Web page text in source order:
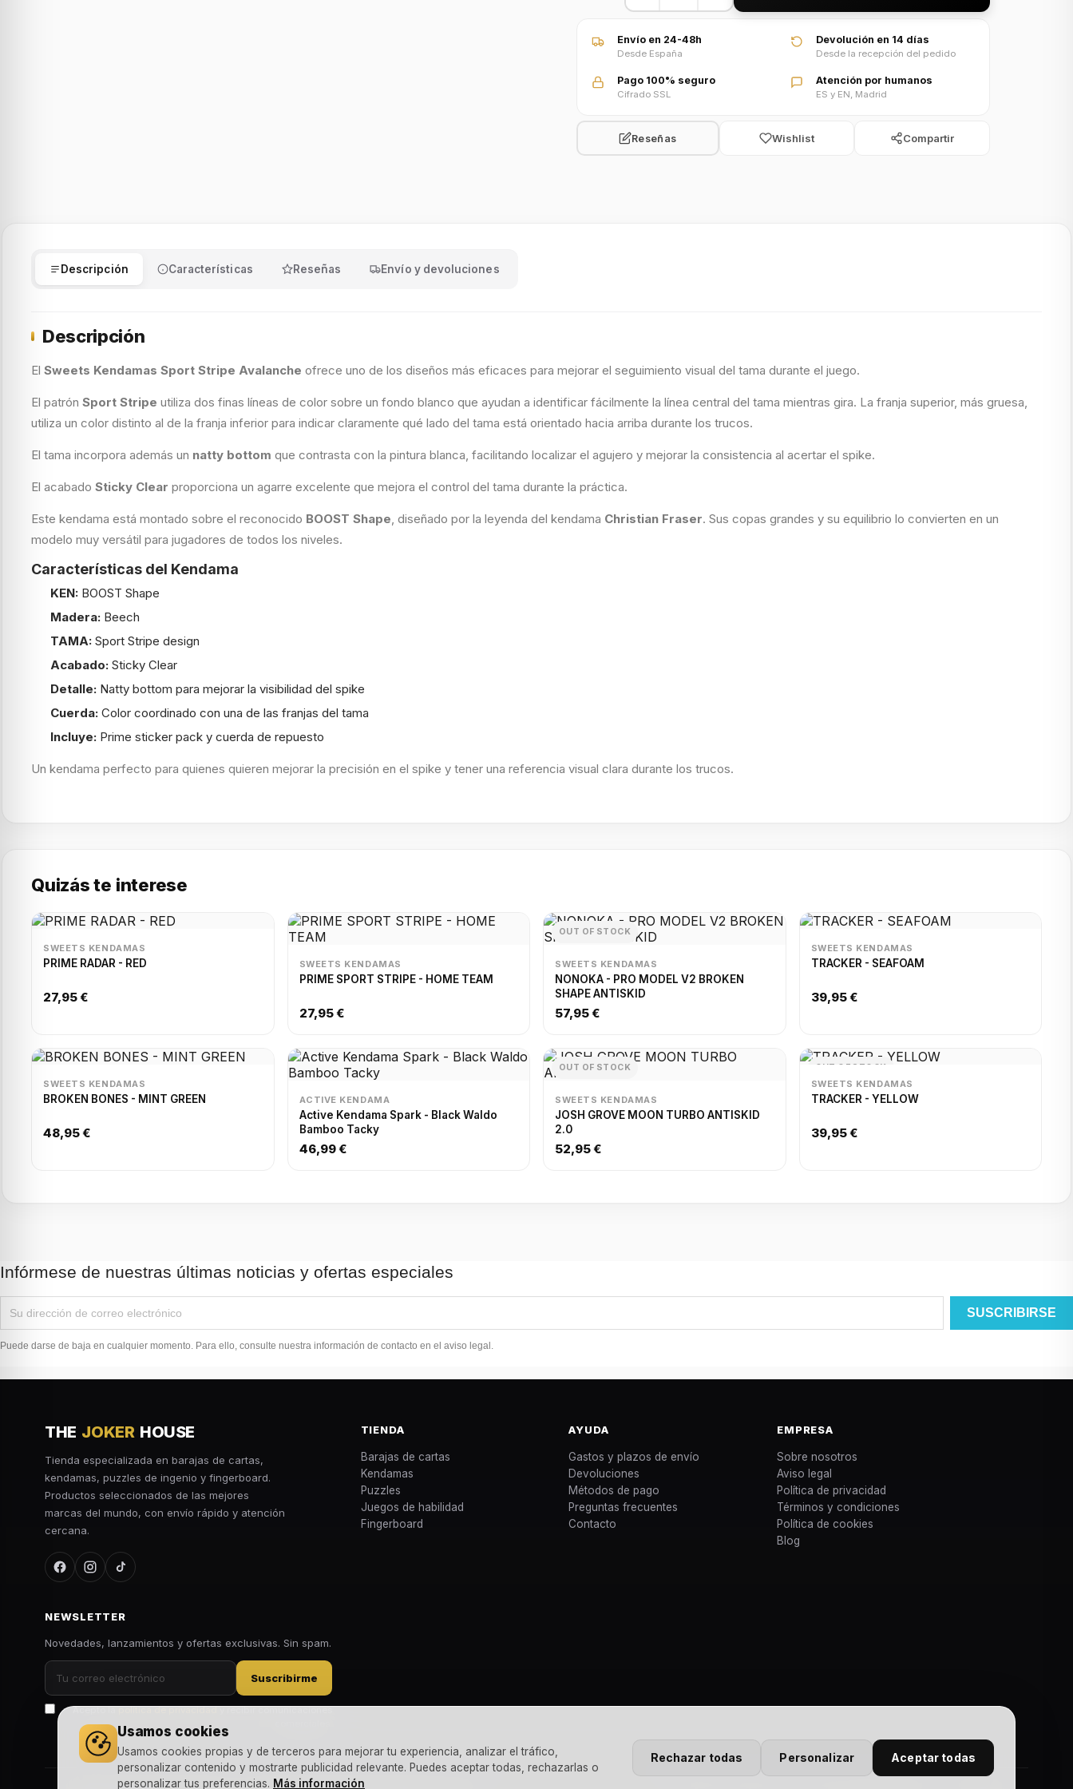
Usamos cookies
Usamos cookies propias y de terceros para mejorar tu experiencia, analizar el tráfico,
personalizar contenido y mostrarte publicidad relevante. Puedes aceptar todas, rechazarlas o
personalizar tus preferencias. Más información
Rechazar todas Personalizar Aceptar todas
Envío en 24-48h
Desde España
Devolución en 14 días
Desde la recepción del pedido
Pago 100% seguro
Cifrado SSL
Atención por humanos
ES y EN, Madrid
Reseñas Wishlist Compartir
Descripción Características Reseñas Envío y devoluciones
Descripción
El Sweets Kendamas Sport Stripe Avalanche ofrece uno de los diseños más eficaces para mejorar el seguimiento visual del tama durante el juego.
El patrón Sport Stripe utiliza dos finas líneas de color sobre un fondo blanco que ayudan a identificar fácilmente la línea central del tama mientras gira. La franja superior, más gruesa,
utiliza un color distinto al de la franja inferior para indicar claramente qué lado del tama está orientado hacia arriba durante los trucos.
El tama incorpora además un natty bottom que contrasta con la pintura blanca, facilitando localizar el agujero y mejorar la consistencia al acertar el spike.
El acabado Sticky Clear proporciona un agarre excelente que mejora el control del tama durante la práctica.
Este kendama está montado sobre el reconocido BOOST Shape, diseñado por la leyenda del kendama Christian Fraser. Sus copas grandes y su equilibrio lo convierten en un
modelo muy versátil para jugadores de todos los niveles.
Características del Kendama
KEN: BOOST Shape
Madera: Beech
TAMA: Sport Stripe design
Acabado: Sticky Clear
Detalle: Natty bottom para mejorar la visibilidad del spike
Cuerda: Color coordinado con una de las franjas del tama
Incluye: Prime sticker pack y cuerda de repuesto
Un kendama perfecto para quienes quieren mejorar la precisión en el spike y tener una referencia visual clara durante los trucos.
Quizás te interese
SWEETS KENDAMAS
PRIME RADAR - RED
27,95 €
SWEETS KENDAMAS
PRIME SPORT STRIPE - HOME TEAM
27,95 €
OUT OF STOCK
SWEETS KENDAMAS
NONOKA - PRO MODEL V2 BROKEN
SHAPE ANTISKID
57,95 €
SWEETS KENDAMAS
TRACKER - SEAFOAM
39,95 €
SWEETS KENDAMAS
BROKEN BONES - MINT GREEN
48,95 €
ACTIVE KENDAMA
Active Kendama Spark - Black Waldo
Bamboo Tacky
46,99 €
OUT OF STOCK
SWEETS KENDAMAS
JOSH GROVE MOON TURBO ANTISKID
2.0
52,95 €
OUT OF STOCK
SWEETS KENDAMAS
TRACKER - YELLOW
39,95 €
Infórmese de nuestras últimas noticias y ofertas especiales
Puede darse de baja en cualquier momento. Para ello, consulte nuestra información de contacto en el aviso legal.
THE JOKER HOUSE
Tienda especializada en barajas de cartas,
kendamas, puzzles de ingenio y fingerboard.
Productos seleccionados de las mejores
marcas del mundo, con envío rápido y atención
cercana.
TIENDA
Barajas de cartas
Kendamas
Puzzles
Juegos de habilidad
Fingerboard
AYUDA
Gastos y plazos de envío
Devoluciones
Métodos de pago
Preguntas frecuentes
Contacto
EMPRESA
Sobre nosotros
Aviso legal
Política de privacidad
Términos y condiciones
Política de cookies
Blog
NEWSLETTER
Novedades, lanzamientos y ofertas exclusivas. Sin spam.
Suscribirme
Acepto lapolítica de privacidady recibir comunicaciones